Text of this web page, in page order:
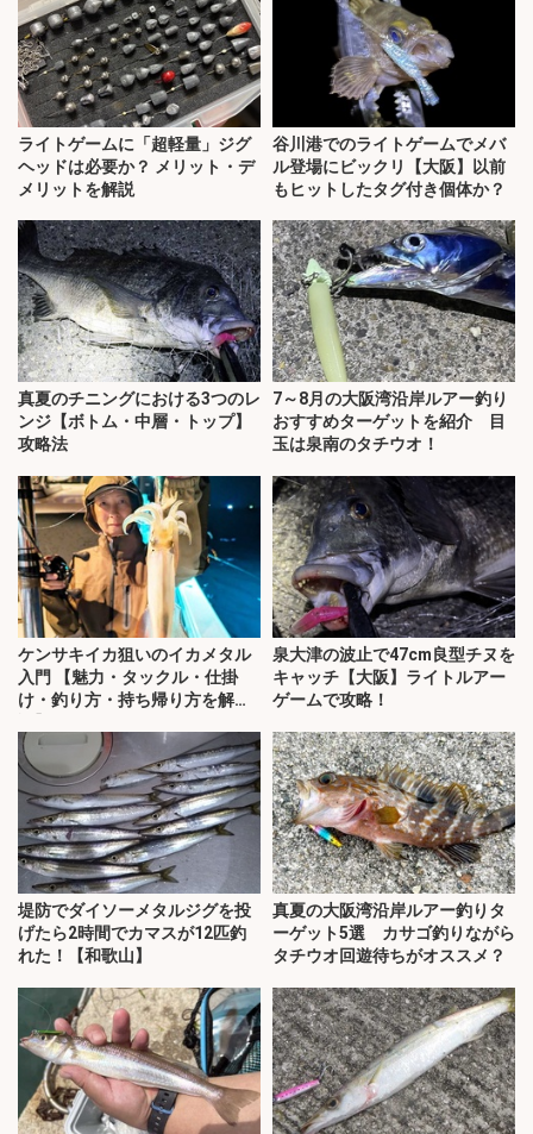
ライトゲームに「超軽量」ジグ
ヘッドは必要か？ メリット・デ
メリットを解説
谷川港でのライトゲームでメバ
ル登場にビックリ【大阪】以前
もヒットしたタグ付き個体か？
真夏のチニングにおける3つのレ
ンジ【ボトム・中層・トップ】
攻略法
7～8月の大阪湾沿岸ルアー釣り
おすすめターゲットを紹介 目
玉は泉南のタチウオ！
ケンサキイカ狙いのイカメタル
入門 【魅力・タックル・仕掛
け・釣り方・持ち帰り方を解
泉大津の波止で47cm良型チヌを
キャッチ【大阪】ライトルアー
ゲームで攻略！
堤防でダイソーメタルジグを投
げたら2時間でカマスが12匹釣
れた！【和歌山】
真夏の大阪湾沿岸ルアー釣りタ
ーゲット5選 カサゴ釣りながら
タチウオ回遊待ちがオススメ？